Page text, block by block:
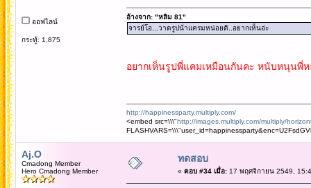
ออฟไลน์
กระทู้: 1,875
อ้างจาก: "หลิม 81"
จารย์โอ...วาดรูปน้าแครมหน่อยดิ..อยากเห็นอ่ะ
อยากเห็นรูปพี่แคมเหมือนกันคะ หนับหนุนพี่
http://happinessparty.multiply.com/
<embed src=\\\"http://images.multiply.com/multiply/
Aj.O
Cmadong Member
Hero Cmadong Member
ทดสอบ
« ตอบ #34 เมื่อ:17 พฤศจิกายน 2549,